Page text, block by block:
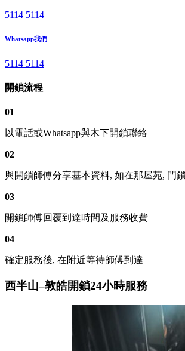
5114 5114
Whatsapp我們
5114 5114
開鎖流程
01
以電話或Whatsapp與木下開鎖聯絡
02
與開鎖師傅分享基本資料, 如在那屋苑, 門
03
開鎖師傅回覆到達時間及服務收費
04
確定服務後, 在附近等待師傅到達
西半山–敦皓開鎖24小時服務